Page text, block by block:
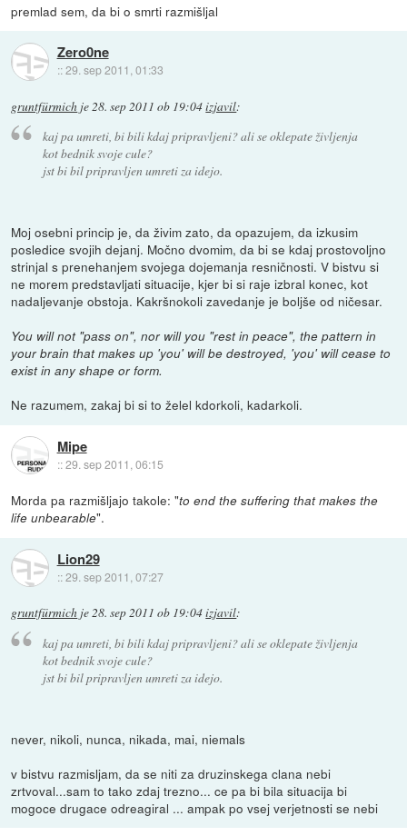
premlad sem, da bi o smrti razmišljal
Zero0ne
::29. sep 2011, 01:33
gruntfürmich je28. sep 2011 ob 19:04izjavil:
kaj pa umreti, bi bili kdaj pripravljeni? ali se oklepate življenja
kot bednik svoje cule?
jst bi bil pripravljen umreti za idejo.
Moj osebni princip je, da živim zato, da opazujem, da izkusim
posledice svojih dejanj. Močno dvomim, da bi se kdaj prostovoljno
strinjal s prenehanjem svojega dojemanja resničnosti. V bistvu si
ne morem predstavljati situacije, kjer bi si raje izbral konec, kot
nadaljevanje obstoja. Kakršnokoli zavedanje je boljše od ničesar.
You will not "pass on", nor will you "rest in peace", the pattern in
your brain that makes up 'you' will be destroyed, 'you' will cease to
exist in any shape or form.
Ne razumem, zakaj bi si to želel kdorkoli, kadarkoli.
Mipe
::29. sep 2011, 06:15
Morda pa razmišljajo takole: "to end the suffering that makes the
life unbearable".
Lion29
::29. sep 2011, 07:27
gruntfürmich je28. sep 2011 ob 19:04izjavil:
kaj pa umreti, bi bili kdaj pripravljeni? ali se oklepate življenja
kot bednik svoje cule?
jst bi bil pripravljen umreti za idejo.
never, nikoli, nunca, nikada, mai, niemals
v bistvu razmisljam, da se niti za druzinskega clana nebi
zrtvoval...sam to tako zdaj trezno... ce pa bi bila situacija bi
mogoce drugace odreagiral ... ampak po vsej verjetnosti se nebi